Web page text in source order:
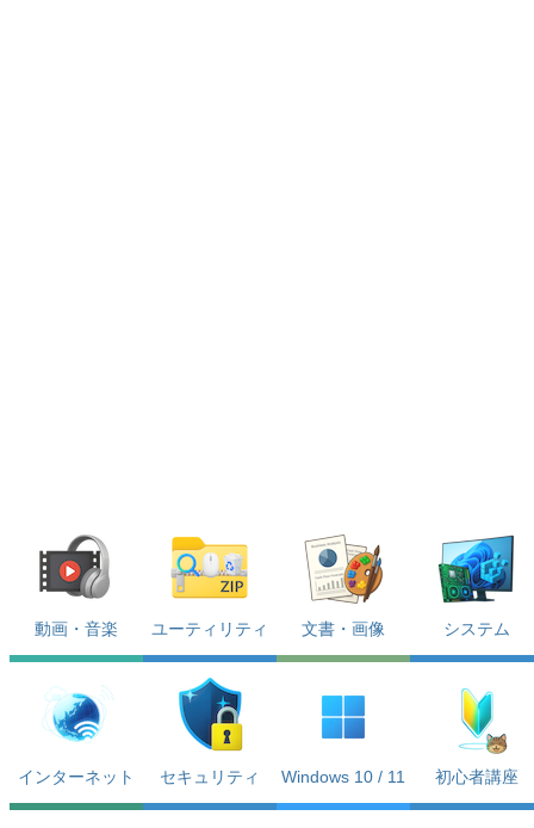
動画・音楽 ユーティリティ 文書・画像 システム
インターネット セキュリティ Windows 10 / 11 初心者講座